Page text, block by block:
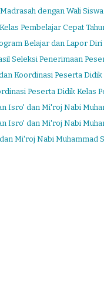
dengan Wali
Pembelajar Cepat Tahun
Belajar dan Lapor Diri
Seleksi Penerimaan
Koordinasi Peserta Didik
Peserta Didik Kelas
Isro' dan Mi'roj Nabi
Isro' dan Mi'roj Nabi
Mi'roj Nabi Muhammad